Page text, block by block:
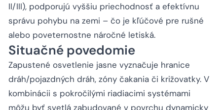
II/III), podporujú vyššiu priechodnosť a efektívnu
správu pohybu na zemi – čo je kľúčové pre rušné
alebo poveternostne náročné letiská.
Situačné povedomie
Zapustené osvetlenie jasne vyznačuje hranice
dráh/pojazdných dráh, zóny čakania či križovatky. V
kombinácii s pokročilými riadiacimi systémami
môžu byť svetlá zabudované v povrchu dynamicky